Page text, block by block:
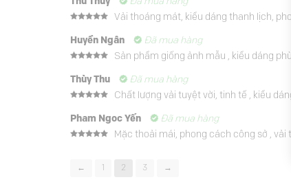
sao
hạng5
sao
Vải thoáng mát, kiểu dáng thanh lịch,
Huyền Ngân Đã mua hàng
hạng
5
sao
Sản phẩm giống ảnh mẫu , kiểu dáng
Thùy Thu Đã mua hàng
hạng
sao
Chất lượng vải tuyệt vời, tinh tế , kiểu
Pham Ngoc Yến Đã mua hàng
Mặc thoải mái, phong cách công sở , vải
← 1 2 3 →